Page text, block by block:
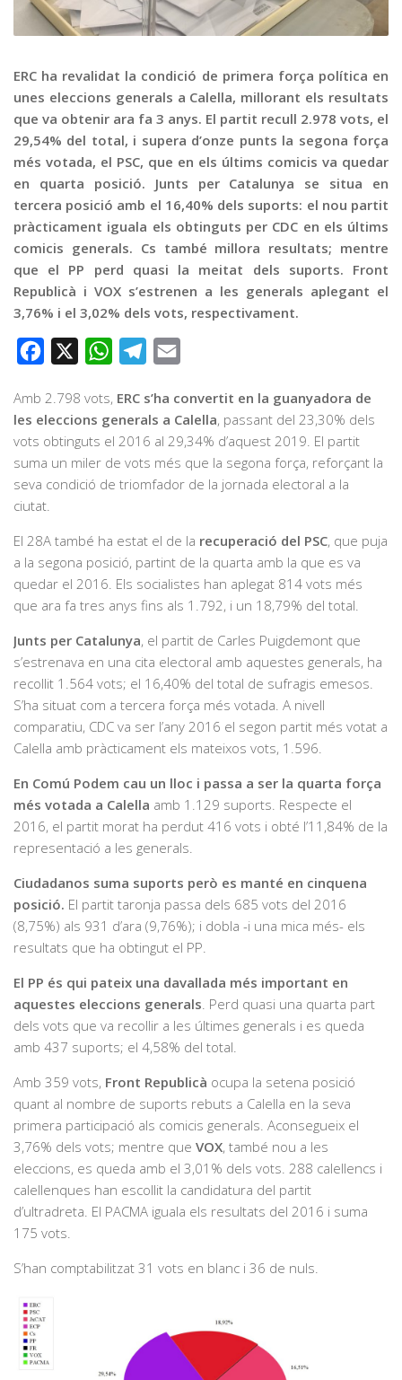
Publicitat
Contacte
ERC ha revalidat la condició de primera força política en
unes eleccions generals a Calella, millorant els resultats
que va obtenir ara fa 3 anys. El partit recull 2.978 vots, el
29,54% del total, i supera d’onze punts la segona força
més votada, el PSC, que en els últims comicis va quedar
en quarta posició. Junts per Catalunya se situa en
tercera posició amb el 16,40% dels suports: el nou partit
pràcticament iguala els obtinguts per CDC en els últims
comicis generals. Cs també millora resultats; mentre
que el PP perd quasi la meitat dels suports. Front
Republicà i VOX s’estrenen a les generals aplegant el
3,76% i el 3,02% dels vots, respectivament.
Facebook WhatsAppTelegram
Amb 2.798 vots, ERC s’ha convertit en la guanyadora de
les eleccions generals a Calella, passant del 23,30% dels
vots obtinguts el 2016 al 29,34% d’aquest 2019. El partit
suma un miler de vots més que la segona força, reforçant la
seva condició de triomfador de la jornada electoral a la
ciutat.
El 28A també ha estat el de la recuperació del PSC, que puja
a la segona posició, partint de la quarta amb la que es va
quedar el 2016. Els socialistes han aplegat 814 vots més
que ara fa tres anys fins als 1.792, i un 18,79% del total.
Junts per Catalunya, el partit de Carles Puigdemont que
s’estrenava en una cita electoral amb aquestes generals, ha
recollit 1.564 vots; el 16,40% del total de sufragis emesos.
S’ha situat com a tercera força més votada. A nivell
comparatiu, CDC va ser l’any 2016 el segon partit més votat a
Calella amb pràcticament els mateixos vots, 1.596.
En Comú Podem cau un lloc i passa a ser la quarta força
més votada a Calella amb 1.129 suports. Respecte el
2016, el partit morat ha perdut 416 vots i obté l’11,84% de la
representació a les generals.
Ciudadanos suma suports però es manté en cinquena
posició. El partit taronja passa dels 685 vots del 2016
(8,75%) als 931 d’ara (9,76%); i dobla -i una mica més- els
resultats que ha obtingut el PP.
El PP és qui pateix una davallada més important en
aquestes eleccions generals . Perd quasi una quarta part
dels vots que va recollir a les últimes generals i es queda
amb 437 suports; el 4,58% del total.
Amb 359 vots, Front Republicà ocupa la setena posició
quant al nombre de suports rebuts a Calella en la seva
primera participació als comicis generals. Aconsegueix el
3,76% dels vots; mentre que VOX, també nou a les
eleccions, es queda amb el 3,01% dels vots. 288 calellencs i
calellenques han escollit la candidatura del partit
d’ultradreta. El PACMA iguala els resultats del 2016 i suma
175 vots.
S’han comptabilitzat 31 vots en blanc i 36 de nuls.